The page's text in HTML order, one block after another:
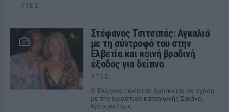
ΧΤΕΣ
Στέφανος Τσιτσιπάς: Αγκαλιά
με τη σύντροφό του στην
Ελβετία και κοινή βραδινή
έξοδος για δείπνο
ΧΤΕΣ
Ο Έλληνας τενίστας βρίσκεται σε σχέση
με την εικαστικό καταγωγής Σικάγο,
Κρίστεν Τομς